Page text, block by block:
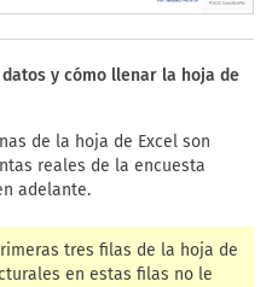
y cómo llenar la hoja de
de la hoja de Excel son
reales de la encuesta
adelante.
tres filas de la hoja de
en estas filas no le